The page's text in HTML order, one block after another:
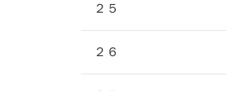
２５
２６